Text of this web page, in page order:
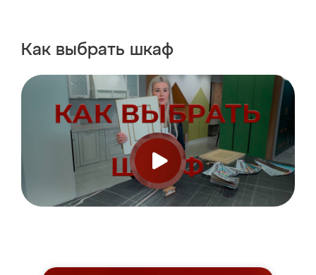
Как выбрать шкаф